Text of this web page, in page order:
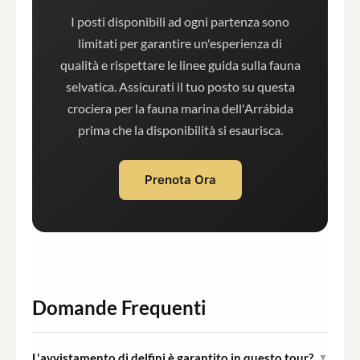
I posti disponibili ad ogni partenza sono
limitati per garantire un'esperienza di
qualità e rispettare le linee guida sulla fauna
selvatica. Assicurati il tuo posto su questa
crociera per la fauna marina dell'Arrábida
prima che la disponibilità si esaurisca.
Prenota Ora
Domande Frequenti
▼